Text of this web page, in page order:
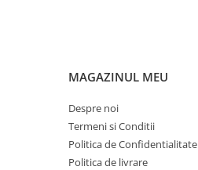
Tatuaje fata copii
Alimentatie adulti
Demachiere si Curatare Ten
MAGAZINUL MEU
Despre noi
Termeni si Conditii
Politica de Confidentialitate
Politica de livrare